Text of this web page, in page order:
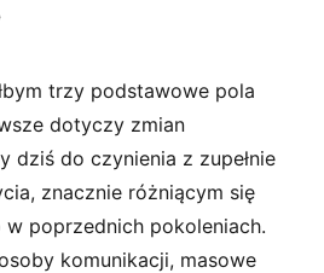
trzy podstawowe pola
dotyczy zmian
dziś do czynienia z zupełnie
znacznie różniącym się
poprzednich pokoleniach.
komunikacji, masowe